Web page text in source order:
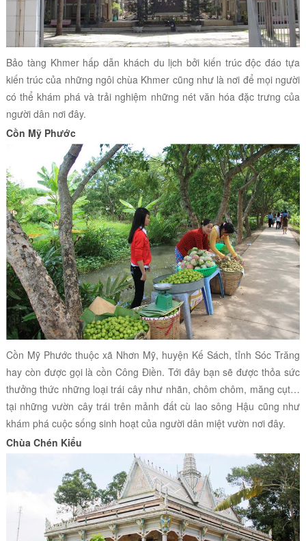
Bảo tàng Khmer hấp dẫn khách du lịch bởi kiến trúc độc đáo tựa
kiến trúc của những ngôi chùa Khmer cũng như là nơi để mọi người
có thể khám phá và trải nghiệm những nét văn hóa đặc trưng của
người dân nơi đây.
Cồn Mỹ Phước
Cồn Mỹ Phước thuộc xã Nhơn Mỹ, huyện Kế Sách, tỉnh Sóc Trăng
hay còn được gọi là cồn Công Điền. Tới đây bạn sẽ được thỏa sức
thưởng thức những loại trái cây như nhãn, chôm chôm, măng cụt…
tại những vườn cây trái trên mảnh đất cù lao sông Hậu cũng như
khám phá cuộc sống sinh hoạt của người dân miệt vườn nơi đây.
Chùa Chén Kiểu